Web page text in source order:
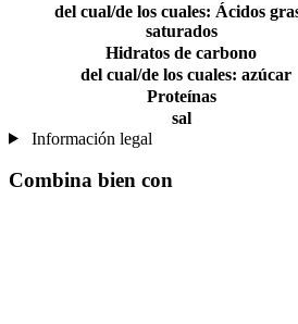
del cual/de los cuales: Ácidos
saturados
Hidratos de carbono
del cual/de los cuales: azúcar
Proteínas
sal
Información legal
Combina bien con